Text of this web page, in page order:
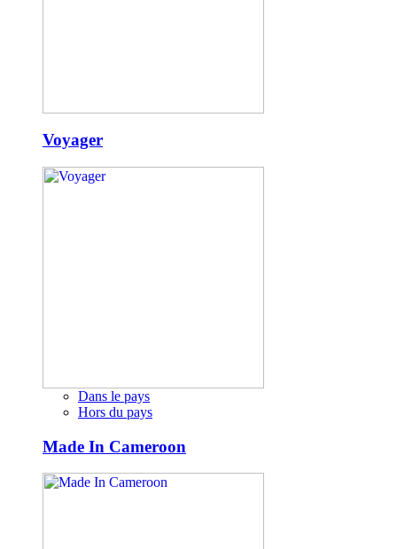
Voyager
Dans le pays
Hors du pays
Made In Cameroon